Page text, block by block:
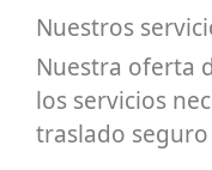
Nuestros
Nuestra oferta
los servicios
traslado